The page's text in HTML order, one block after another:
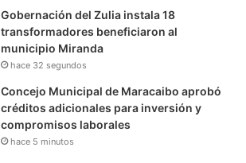
r
e
r
a
m
a
Gobernación del Zulia instala 18
transformadores beneficiaron al
municipio Miranda
hace 32 segundos
Concejo Municipal de Maracaibo aprobó
créditos adicionales para inversión y
compromisos laborales
hace 5 minutos